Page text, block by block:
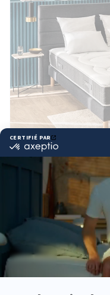
Matelas RISE UP
Confort le plus
Adapté aux petits et
BULTEX® Nano +